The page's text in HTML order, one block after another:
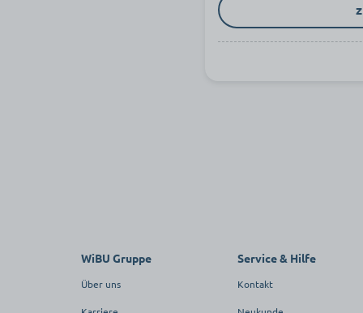
WiBU Gruppe
Über uns
Service & Hilfe
Kontakt